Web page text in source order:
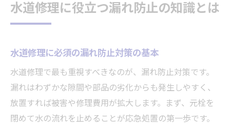
水道修理に役立つ漏れ防止の知識とは
水道修理に必須の漏れ防止対策の基本
水道修理で最も重視すべきなのが、漏れ防止対策です。
漏れはわずかな隙間や部品の劣化からも発生しやすく、
放置すれば被害や修理費用が拡大します。まず、元栓を
閉めて水の流れを止めることが応急処置の第一歩です。